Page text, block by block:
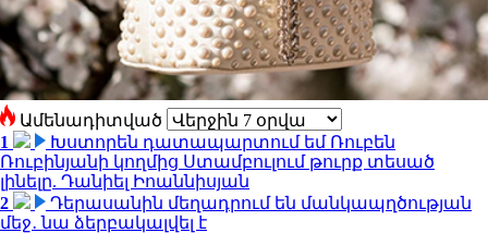
Ամենադիտված
1
Խստորեն դատապարտում եմ Ռուբեն
Ռուբինյանի կողմից Ստամբուլում թուրք տեսած
լինելը. Դանիել Իոաննիսյան
2
Դերասանին մեղադրում են մանկապղծության
մեջ․ նա ձերբակալվել է